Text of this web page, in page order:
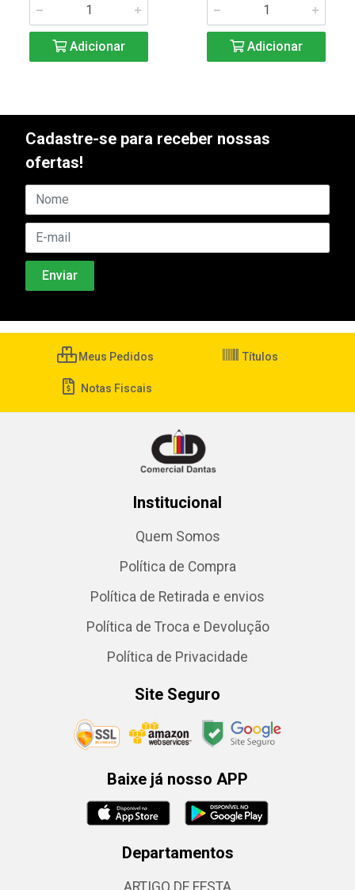
Adicionar Adicionar
Cadastre-se para receber nossas
ofertas!
Meus Pedidos Títulos
Notas Fiscais
Institucional
Quem Somos
Política de Compra
Política de Retirada e envios
Política de Troca e Devolução
Política de Privacidade
Site Seguro
Baixe já nosso APP
Departamentos
ARTIGO DE FESTA